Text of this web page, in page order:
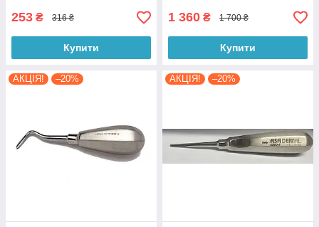
253 ₴ 316 ₴
Купити
1 360 ₴ 1 700 ₴
Купити
АКЦІЯ! –20% АКЦІЯ! –20%